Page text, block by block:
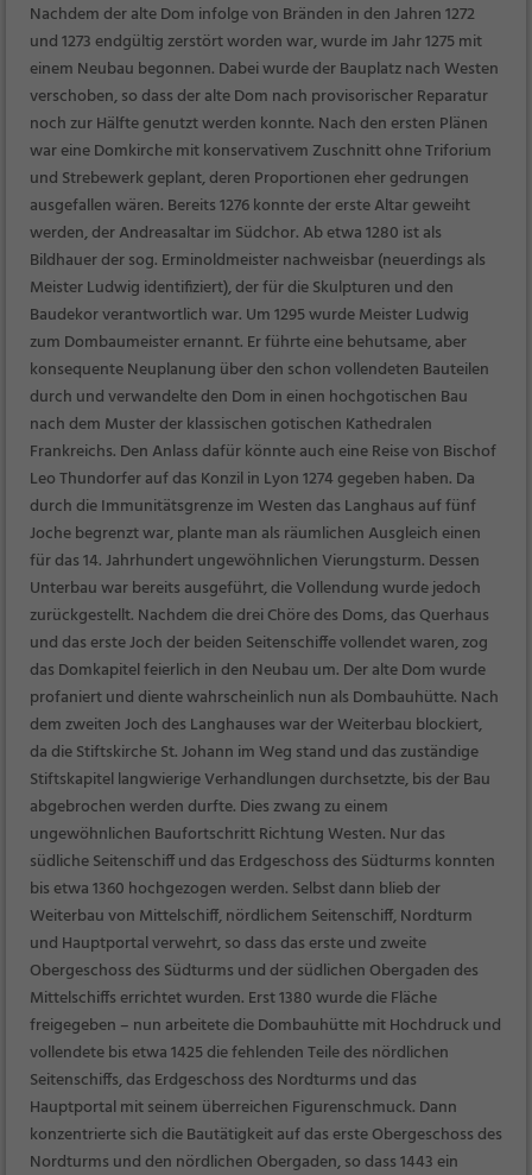
Nachdem der alte Dom infolge von Bränden in den Jahren 1272
und 1273 endgültig zerstört worden war, wurde im Jahr 1275 mit
einem Neubau begonnen. Dabei wurde der Bauplatz nach Westen
verschoben, so dass der alte Dom nach provisorischer Reparatur
noch zur Hälfte genutzt werden konnte. Nach den ersten Plänen
war eine Domkirche mit konservativem Zuschnitt ohne Triforium
und Strebewerk geplant, deren Proportionen eher gedrungen
ausgefallen wären. Bereits 1276 konnte der erste Altar geweiht
werden, der Andreasaltar im Südchor. Ab etwa 1280 ist als
Bildhauer der sog. Erminoldmeister nachweisbar (neuerdings als
Meister Ludwig identifiziert), der für die Skulpturen und den
Baudekor verantwortlich war. Um 1295 wurde Meister Ludwig
zum Dombaumeister ernannt. Er führte eine behutsame, aber
konsequente Neuplanung über den schon vollendeten Bauteilen
durch und verwandelte den Dom in einen hochgotischen Bau
nach dem Muster der klassischen gotischen Kathedralen
Frankreichs. Den Anlass dafür könnte auch eine Reise von Bischof
Leo Thundorfer auf das Konzil in Lyon 1274 gegeben haben. Da
durch die Immunitätsgrenze im Westen das Langhaus auf fünf
Joche begrenzt war, plante man als räumlichen Ausgleich einen
für das 14. Jahrhundert ungewöhnlichen Vierungsturm. Dessen
Unterbau war bereits ausgeführt, die Vollendung wurde jedoch
zurückgestellt. Nachdem die drei Chöre des Doms, das Querhaus
und das erste Joch der beiden Seitenschiffe vollendet waren, zog
das Domkapitel feierlich in den Neubau um. Der alte Dom wurde
profaniert und diente wahrscheinlich nun als Dombauhütte. Nach
dem zweiten Joch des Langhauses war der Weiterbau blockiert,
da die Stiftskirche St. Johann im Weg stand und das zuständige
Stiftskapitel langwierige Verhandlungen durchsetzte, bis der Bau
abgebrochen werden durfte. Dies zwang zu einem
ungewöhnlichen Baufortschritt Richtung Westen. Nur das
südliche Seitenschiff und das Erdgeschoss des Südturms konnten
bis etwa 1360 hochgezogen werden. Selbst dann blieb der
Weiterbau von Mittelschiff, nördlichem Seitenschiff, Nordturm
und Hauptportal verwehrt, so dass das erste und zweite
Obergeschoss des Südturms und der südlichen Obergaden des
Mittelschiffs errichtet wurden. Erst 1380 wurde die Fläche
freigegeben – nun arbeitete die Dombauhütte mit Hochdruck und
vollendete bis etwa 1425 die fehlenden Teile des nördlichen
Seitenschiffs, das Erdgeschoss des Nordturms und das
Hauptportal mit seinem überreichen Figurenschmuck. Dann
konzentrierte sich die Bautätigkeit auf das erste Obergeschoss des
Nordturms und den nördlichen Obergaden, so dass 1443 ein